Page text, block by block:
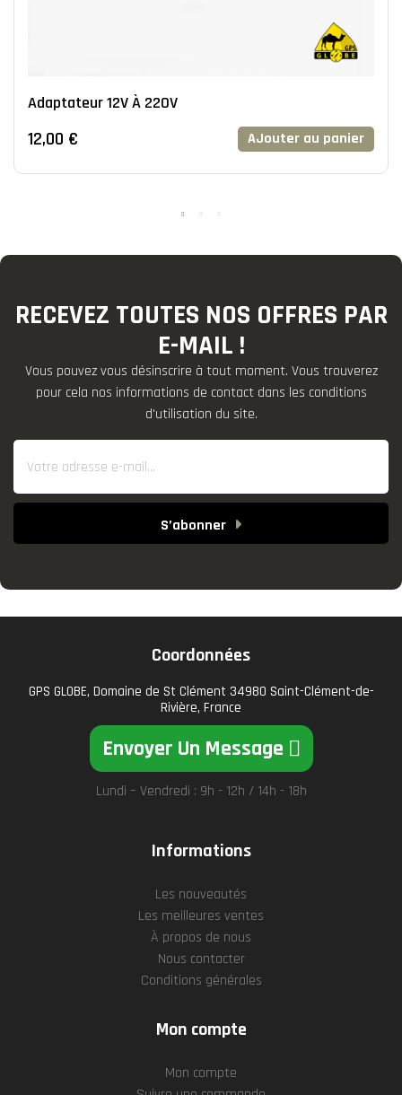
Adaptateur 12V À 220V
12,00 € AJouter au panier
RECEVEZ TOUTES NOS OFFRES PAR
E-MAIL !
Vous pouvez vous désinscrire à tout moment. Vous trouverez
pour cela nos informations de contact dans les conditions
d'utilisation du site.
S’abonner
Coordonnées
GPS GLOBE, Domaine de St Clément 34980 Saint-Clément-de-
Rivière, France
Envoyer Un Message
Lundi – Vendredi : 9h - 12h / 14h - 18h
Informations
Les nouveautés
Les meilleures ventes
À propos de nous
Nous contacter
Conditions générales
Mon compte
Mon compte